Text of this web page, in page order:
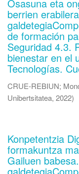
Osasuna eta
berrien
de formación
Seguridad 4.3.
bienestar en el
Tecnologías.
CRUE-REBIUN;
Unibertsitatea, 2022)
Konpetentzia
formakuntza
Gailuen